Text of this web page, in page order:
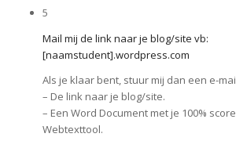
5
Mail mij de link naar je blog/site vb:
[naamstudent].wordpress.com
Als je klaar bent, stuur mij dan een e-
– De link naar je blog/site.
– Een Word Document met je 100%
Webtexttool.